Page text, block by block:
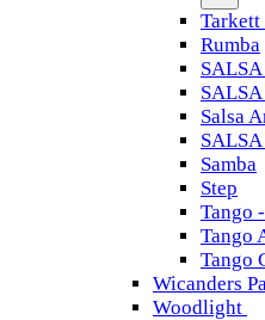
Tarkett
Rumba
Salsa
Samba
Step
Tango
Tango
Tango
Wicanders
Woodlight